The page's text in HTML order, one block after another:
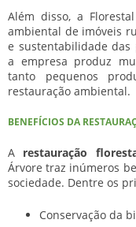
Além disso, a
ambiental de imóveis
e sustentabilidade
a empresa produz
tanto pequenos
restauração ambiental.
BENEFÍCIOS DA
A restauração
Árvore traz inúmeros
sociedade. Dentre os
Conservação da